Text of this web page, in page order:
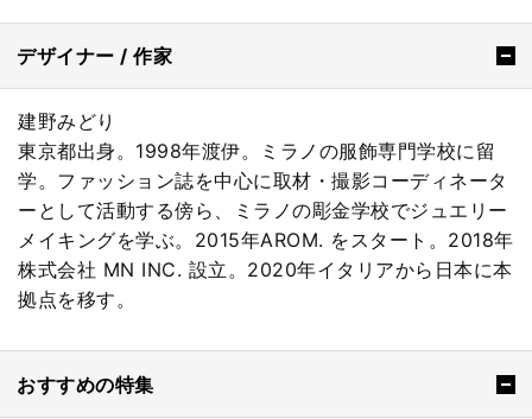
デザイナー / 作家
建野みどり
東京都出身。1998年渡伊。ミラノの服飾専門学校に留
学。ファッション誌を中心に取材・撮影コーディネータ
ーとして活動する傍ら、ミラノの彫金学校でジュエリー
メイキングを学ぶ。2015年AROM. をスタート。2018年
株式会社 MN INC. 設立。2020年イタリアから日本に本
拠点を移す。
おすすめの特集